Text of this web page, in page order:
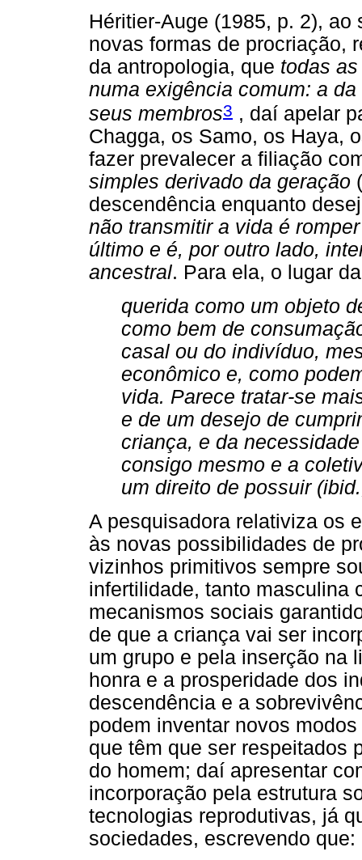
Héritier-Auge (1985, p. 2),
novas formas de procriação,
da antropologia, que todas
numa exigência comum: a
seus membros3 , daí apelar
Chagga, os Samo, os Haya,
fazer prevalecer a filiação
simples derivado da geração
descendência enquanto
não transmitir a vida é
último e é, por outro lado,
ancestral. Para ela, o lugar
querida como um objeto
como bem de
casal ou do indivíduo,
econômico e, como
vida. Parece tratar-se
e de um desejo de
criança, e da
consigo mesmo e a
um direito de possuir
A pesquisadora relativiza os
às novas possibilidades de
vizinhos primitivos sempre
infertilidade, tanto masculina
mecanismos sociais
de que a criança vai ser
um grupo e pela inserção na
honra e a prosperidade dos
descendência e a
podem inventar novos
que têm que ser respeitados
do homem; daí apresentar
incorporação pela estrutura
tecnologias reprodutivas, já
sociedades, escrevendo que: